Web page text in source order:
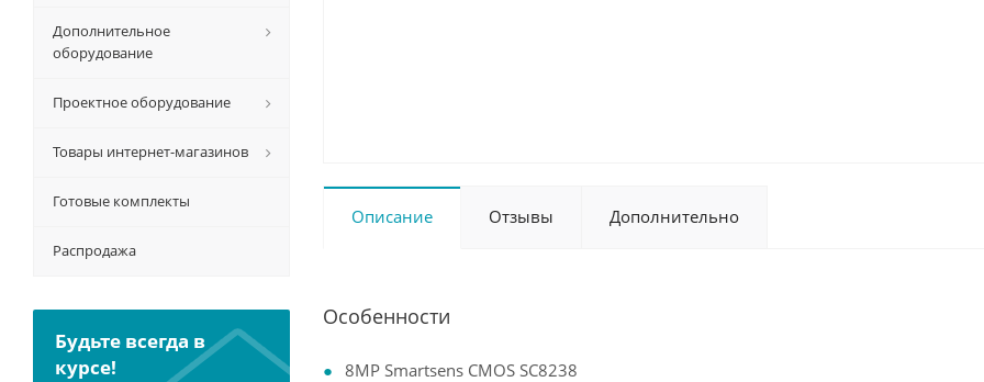
Описание Отзывы Дополнительно
Особенности
8MP Smartsens CMOS SC8238
Дополнительное
оборудование
Проектное оборудование
Товары интернет-магазинов
Готовые комплекты
Распродажа
Будьте всегда в
курсе!